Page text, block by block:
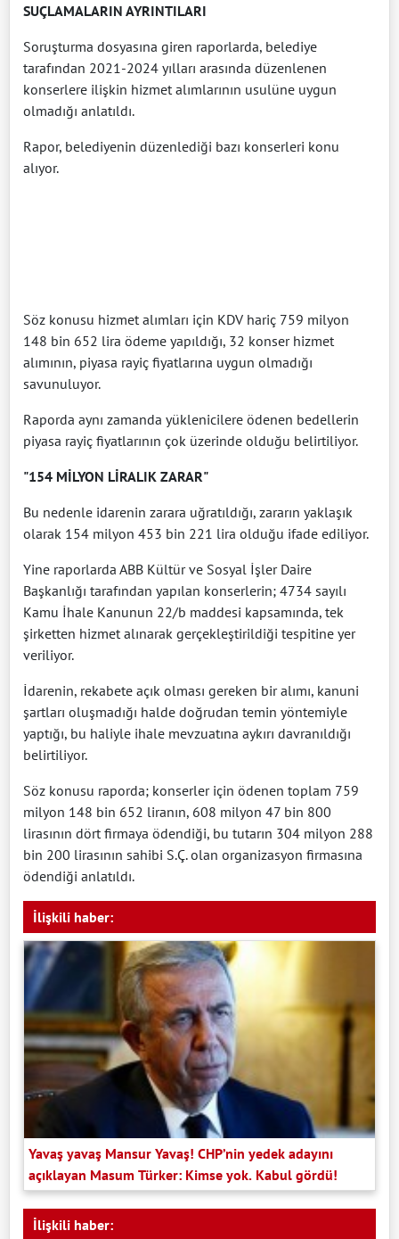
SUÇLAMALARIN AYRINTILARI
Soruşturma dosyasına giren raporlarda, belediye
tarafından 2021-2024 yılları arasında düzenlenen
konserlere ilişkin hizmet alımlarının usulüne uygun
olmadığı anlatıldı.
Rapor, belediyenin düzenlediği bazı konserleri konu
alıyor.
Söz konusu hizmet alımları için KDV hariç 759 milyon
148 bin 652 lira ödeme yapıldığı, 32 konser hizmet
alımının, piyasa rayiç fiyatlarına uygun olmadığı
savunuluyor.
Raporda aynı zamanda yüklenicilere ödenen bedellerin
piyasa rayiç fiyatlarının çok üzerinde olduğu belirtiliyor.
"154 MİLYON LİRALIK ZARAR"
Bu nedenle idarenin zarara uğratıldığı, zararın yaklaşık
olarak 154 milyon 453 bin 221 lira olduğu ifade ediliyor.
Yine raporlarda ABB Kültür ve Sosyal İşler Daire
Başkanlığı tarafından yapılan konserlerin; 4734 sayılı
Kamu İhale Kanunun 22/b maddesi kapsamında, tek
şirketten hizmet alınarak gerçekleştirildiği tespitine yer
veriliyor.
İdarenin, rekabete açık olması gereken bir alımı, kanuni
şartları oluşmadığı halde doğrudan temin yöntemiyle
yaptığı, bu haliyle ihale mevzuatına aykırı davranıldığı
belirtiliyor.
Söz konusu raporda; konserler için ödenen toplam 759
milyon 148 bin 652 liranın, 608 milyon 47 bin 800
lirasının dört firmaya ödendiği, bu tutarın 304 milyon 288
bin 200 lirasının sahibi S.Ç. olan organizasyon firmasına
ödendiği anlatıldı.
İlişkili haber:
Yavaş yavaş Mansur Yavaş! CHP’nin yedek adayını
açıklayan Masum Türker: Kimse yok. Kabul gördü!
İlişkili haber: